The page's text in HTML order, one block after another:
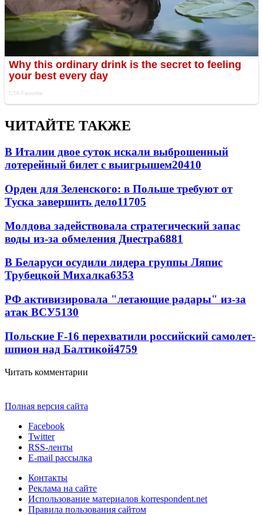
ЧИТАЙТЕ ТАКЖЕ
В Италии двое суток искали выброшенный
лотерейный билет с выигрышем20410
Орден для Зеленского: в Польше требуют от
Туска завершить дело11705
Молдова задействовала стратегический запас
воды из-за обмеления Днестра6881
В Беларуси осудили лидера группы Ляпис
Трубецкой Михалка6353
РФ активизировала "летающие радары" из-за
атак ВСУ5130
Польские F-16 перехватили российский самолет-
шпион над Балтикой4759
Читать комментарии
Полная версия сайта
Facebook
Twitter
RSS-ленты
E-mail рассылка
Контакты
Реклама на сайте
Использование материалов korrespondent.net
Правила пользования сайтом